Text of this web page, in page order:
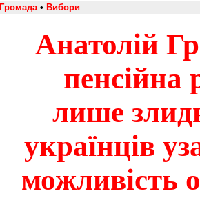
Громада• Вибори
Анатолій
пенсійна
лише
українців
можливість